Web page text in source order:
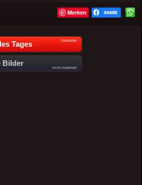
Merken
Tages Startseite
Bilder
nicht moderiert